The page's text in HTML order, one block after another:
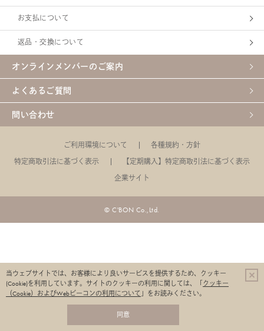
お支払について
返品・交換について
オンラインメンバーのご案内
よくあるご質問
問い合わせ
ご利用環境について
各種規約・方針
特定商取引法に基づく表示
【定期購入】特定商取引法に基づく表示
企業サイト
© C'BON Co.,Ltd.
当ウェブサイトでは、お客様により良いサービスを提供するため、クッキー
(Cookie)を利用しています。 サイトのクッキーの利用に関しては、「 クッキー
（Cookie）およびWebビーコンの利用について 」をお読みください。
同意